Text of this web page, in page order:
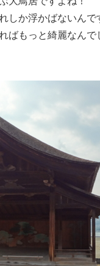
しか浮かばないんで
ばもっと綺麗なんで